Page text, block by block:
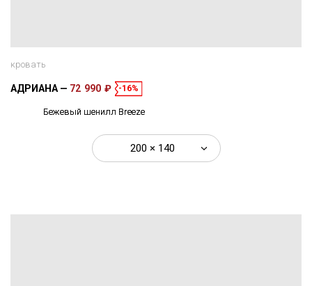
кровать
АДРИАНА 72 990 ₽ -16%
Бежевый шенилл Breeze
200 × 140